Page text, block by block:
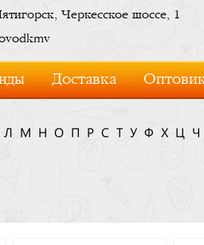
Черкесское шоссе, 1
Доставка
Л М Н О П Р С Т У Ф Х Ч